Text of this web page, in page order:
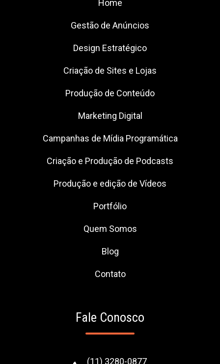
Home
Gestão de Anúncios
Design Estratégico
Criação de Sites e Lojas
Produção de Conteúdo
Marketing Digital
Campanhas de Mídia Programática
Criação e Produção de Podcasts
Produção e edição de Vídeos
Portfólio
Quem Somos
Blog
Contato
Fale Conosco
(11) 3280-0877